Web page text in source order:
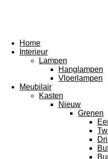
Home
Interieur
Lampen
Hanglampen
Vloerlampen
Meubilair
Kasten
Nieuw
Grenen